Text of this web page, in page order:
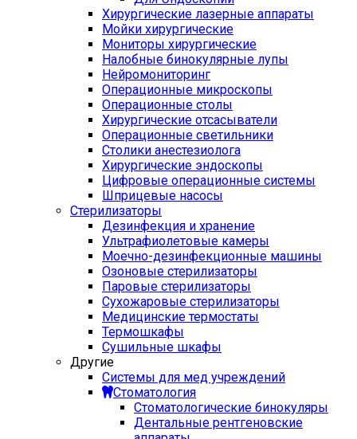
Хирургические лазерные аппараты
Мойки хирургические
Мониторы хирургические
Налобные бинокулярные лупы
Нейромониторинг
Операционные микроскопы
Операционные столы
Хирургические отсасыватели
Операционные светильники
Столики анестезиолога
Хирургические эндоскопы
Цифровые операционные системы
Шприцевые насосы
Стерилизаторы
Дезинфекция и хранение
Ультрафиолетовые камеры
Моечно-дезинфекционные машины
Озоновые стерилизаторы
Паровые стерилизаторы
Сухожаровые стерилизаторы
Медицинские термостаты
Термошкафы
Сушильные шкафы
Другие
Системы для мед учреждений
Стоматология
Стоматологические бинокуляры
Дентальные рентгеновские